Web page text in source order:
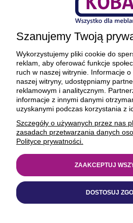
O firmie
BEZPIECZNE PŁATNOŚCI
Realizacja
https://xeniadesign.pl/|
Szanujemy Twoją
Wykorzystujemy pliki cookie do
reklam, aby oferować funkcje
ruch w naszej witrynie. Informacje
naszej witryny, udostępniamy
reklamowym i analitycznym.
informacje z innymi danymi
uzyskanymi podczas korzystania z
Szczegóły o używanych przez nas
zasadach przetwarzania danych
Polityce prywatności.
DOSTOSUJ
ZAAKCEPTUJ